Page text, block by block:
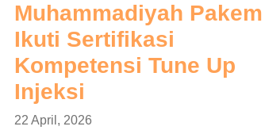
Muhammadiyah Pakem
Ikuti Sertifikasi
Kompetensi Tune Up
Injeksi
22 April, 2026